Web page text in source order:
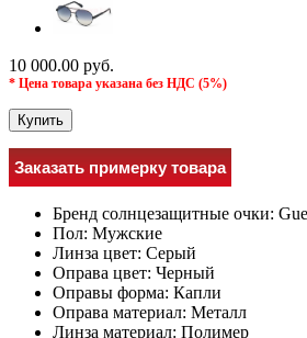
10 000.00 руб.
* Цена товара указана без НДС (5%)
Купить
Заказать примерку товара
Бренд солнцезащитные очки:
Пол: Мужcкие
Линза цвет: Серый
Оправа цвет: Черный
Оправы форма: Капли
Оправа материал: Металл
Линза материал: Полимер